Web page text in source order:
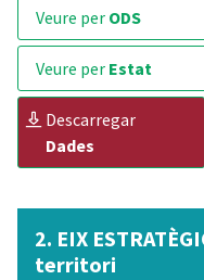
veure per ODS
veure per Estat
descarregar
Dades
EIX
territori